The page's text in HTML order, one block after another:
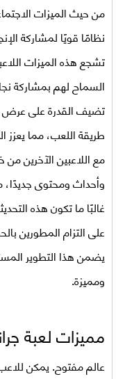
من حيث الميزات
نظامًا قويًا لمشاركة
تشجع هذه الميزات
السماح لهم بمشاركة
تضيف القدرة على عرض
طريقة اللعب، مما يعزز
مع اللاعبين الآخرين من
وأحداث ومحتوى
غالبًا ما تكون هذه
على التزام المطورين
ومميزة.
مميزاتلعبة
عالم مفتوح. يمكن